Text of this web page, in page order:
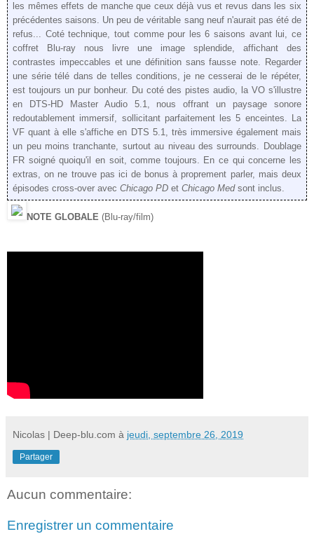
les mêmes effets de manche que ceux déjà vus et revus dans les six
précédentes saisons. Un peu de véritable sang neuf n'aurait pas été de
refus... Coté technique, tout comme pour les 6 saisons avant lui, ce
coffret Blu-ray nous livre une image splendide, affichant des
contrastes impeccables et une définition sans fausse note. Regarder
une série télé dans de telles conditions, je ne cesserai de le répéter,
est toujours un pur bonheur. Du coté des pistes audio, la VO s'illustre
en DTS-HD Master Audio 5.1, nous offrant un paysage sonore
redoutablement immersif, sollicitant parfaitement les 5 enceintes. La
VF quant à elle s'affiche en DTS 5.1, très immersive également mais
un peu moins tranchante, surtout au niveau des surrounds. Doublage
FR soigné quoiqu'il en soit, comme toujours. En ce qui concerne les
extras, on ne trouve pas ici de bonus à proprement parler, mais deux
épisodes cross-over avecChicago PD etChicago Medsont inclus.
NOTE GLOBALE (Blu-ray/film)
Nicolas | Deep-blu.com à jeudi, septembre 26, 2019
Partager
Aucun commentaire:
Enregistrer un commentaire